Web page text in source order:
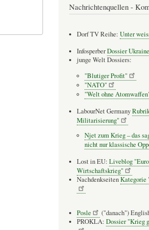
Nachrichtenquellen -
Dorf TV Reihe: Unter
InfosperberDossier
junge Welt Dossiers:
"Blutiger Profit"
"NATO"
"Welt ohne
LabourNet Germany
Militarisierung"
Njet zum Krieg – das
nicht nur klassische
Lost in EU: Liveblog
Wirtschaftskrieg"
NachdenkseitenKategorie
Posle
("danach")
PROKLA: Dossier "Krieg